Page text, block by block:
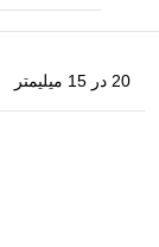
20 در 15 میلیمتر